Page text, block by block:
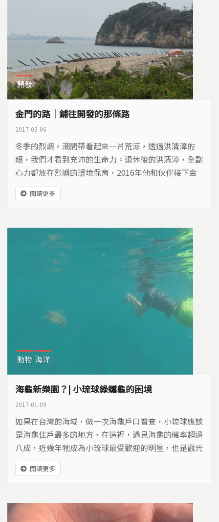
開發
金門的路｜鋪往開發的那條路
2017-03-06
冬季的烈嶼，潮間帶看起來一片荒涼，透過洪清漳的
眼，我們才看到充沛的生命力。退休後的洪清漳，全副
心力都放在烈嶼的環境保育，2016年他和伙伴接下金
門國家公園的潮間帶調查。即便早已觀察多年，這一年
的密集調查還是讓他發現到，許多未曾記錄到的新物
閱讀更多
動物 海洋
海龜新樂園？| 小琉球綠蠵龜的困境
2017-01-09
如果在台灣的海域，做一次海龜戶口普查，小琉球應該
是海龜住戶最多的地方，在這裡，遇見海龜的機率超過
八成，近幾年牠成為小琉球最受歡迎的明星，也是觀光
的最大賣點…
閱讀更多